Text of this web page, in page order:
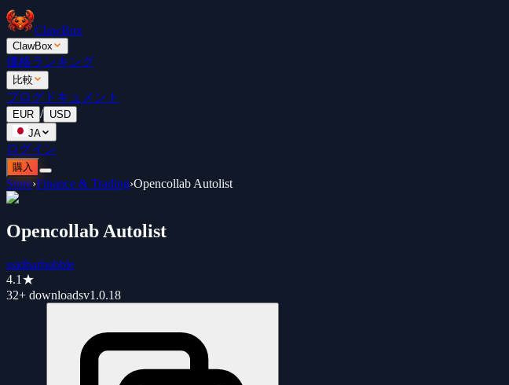
ClawBox
ClawBox
価格ランキング
比較
ブログ ドキュメント
EUR / USD
JA
ログイン
購入
Store›Finance & Trading›Opencollab Autolist
Opencollab Autolist
ssidharhubble
4.1 ★
32+ downloadsv1.0.18